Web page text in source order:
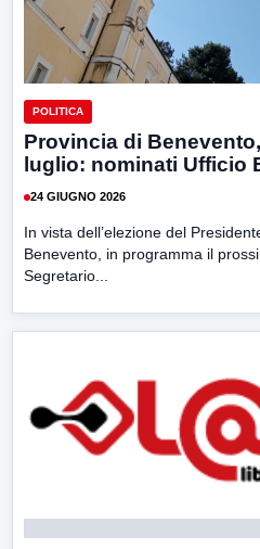
POLITICA
Provincia di
luglio: nominati Ufficio
24 GIUGNO 2026
In vista dell’elezione del
Benevento, in programma il
Segretario...